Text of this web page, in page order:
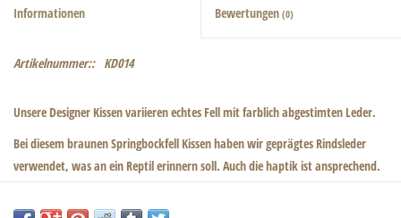
Informationen Bewertungen (0)
Artikelnummer:: KD014
Unsere Designer Kissen variieren echtes Fell mit farblich abgestimten Leder.
Bei diesem braunen Springbockfell Kissen haben wir geprägtes Rindsleder
verwendet, was an ein Reptil erinnern soll. Auch die haptik ist ansprechend.